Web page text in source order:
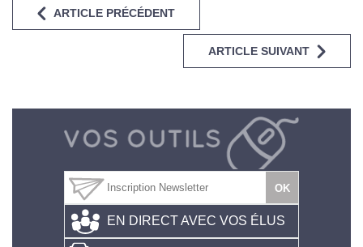
ARTICLE PRÉCÉDENT
ARTICLE SUIVANT
EN DIRECT AVEC VOS ÉLUS